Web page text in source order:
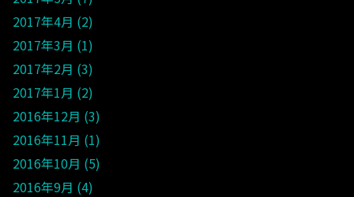
2017年4月 2
2017年3月 1
2017年2月 3
2017年1月 2
2016年12月 3
2016年11月 1
2016年10月 5
2016年9月 4